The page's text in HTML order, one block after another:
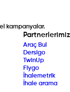
kampanyalar.
Partnerlerimiz
Araç Bul
Dersigo
TwinUp
Fiygo
İhalemetrik
İhale arama